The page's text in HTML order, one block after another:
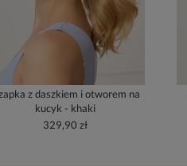
z daszkiem i otworem na
kucyk - khaki
329,90 zł